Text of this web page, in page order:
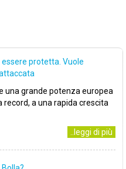
essere protetta. Vuole
una grande potenza europea
record, a una rapida crescita
..leggi di più